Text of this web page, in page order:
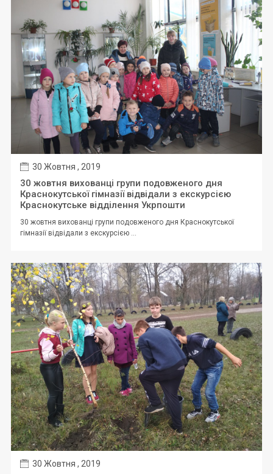
30 Жовтня , 2019
30 жовтня вихованці групи подовженого дня
Краснокутської гімназії відвідали з екскурсією
Краснокутське відділення Укрпошти
30 жовтня вихованці групи подовженого дня Краснокутської
гімназії відвідали з екскурсією ...
30 Жовтня , 2019